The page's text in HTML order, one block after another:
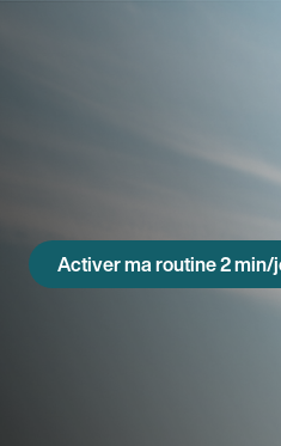
Activer ma routine 2 min/